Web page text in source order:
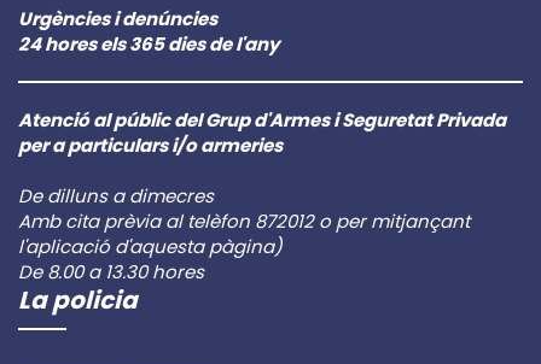
Urgències i denúncies
24 hores els 365 dies de l'any
Atenció al públic del Grup d'Armes i Seguretat Privada
per a particulars i/o armeries
De dilluns a dimecres
Amb cita prèvia al telèfon 872012 o per mitjançant
l'aplicació d'aquesta pàgina)
De 8.00 a 13.30 hores
La policia